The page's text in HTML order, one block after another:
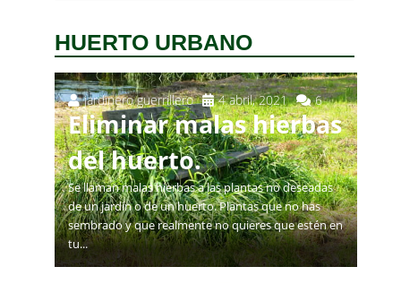
HUERTO URBANO
jardinero guerrillero 4 abril, 2021 6
Eliminar malas hierbas
del huerto.
Se llaman malas hierbas a las plantas no deseadas
de un jardín o de un huerto. Plantas que no has
sembrado y que realmente no quieres que estén en
tu...